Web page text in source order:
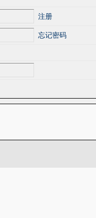
注册
忘记密码